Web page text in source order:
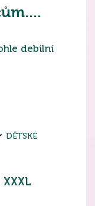
debilní
DĚTSKÉ
XXXL